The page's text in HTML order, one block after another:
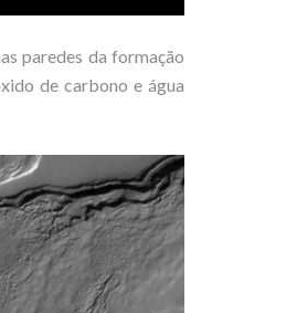
paredes da formação
de carbono e água